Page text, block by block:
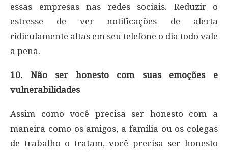
essas empresas nas redes sociais. Reduzir o
estresse de ver notificações de alerta
ridiculamente altas em seu telefone o dia todo vale
a pena.
10. Não ser honesto com suas emoções e
vulnerabilidades
Assim como você precisa ser honesto com a
maneira como os amigos, a família ou os colegas
de trabalho o tratam, você precisa ser honesto